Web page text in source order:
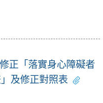
正「落實身心障礙者
及修正對照表